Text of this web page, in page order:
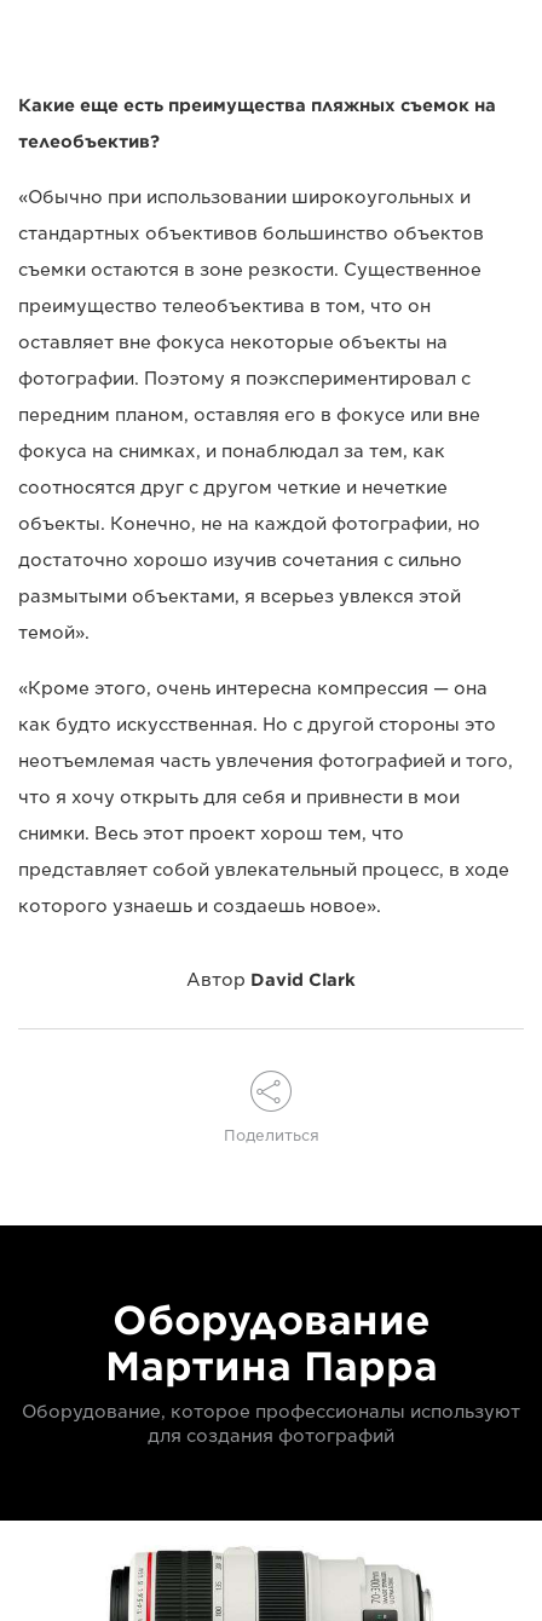
Какие еще есть преимущества пляжных съемок на
телеобъектив?
«Обычно при использовании широкоугольных и
стандартных объективов большинство объектов
съемки остаются в зоне резкости. Существенное
преимущество телеобъектива в том, что он
оставляет вне фокуса некоторые объекты на
фотографии. Поэтому я поэкспериментировал с
передним планом, оставляя его в фокусе или вне
фокуса на снимках, и понаблюдал за тем, как
соотносятся друг с другом четкие и нечеткие
объекты. Конечно, не на каждой фотографии, но
достаточно хорошо изучив сочетания с сильно
размытыми объектами, я всерьез увлекся этой
темой».
«Кроме этого, очень интересна компрессия — она
как будто искусственная. Но с другой стороны это
неотъемлемая часть увлечения фотографией и того,
что я хочу открыть для себя и привнести в мои
снимки. Весь этот проект хорош тем, что
представляет собой увлекательный процесс, в ходе
которого узнаешь и создаешь новое».
Автор David Clark
Поделиться
Оборудование
Мартина Парра
Оборудование, которое профессионалы используют
для создания фотографий